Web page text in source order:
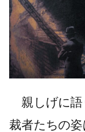
親しげに語
裁者たちの